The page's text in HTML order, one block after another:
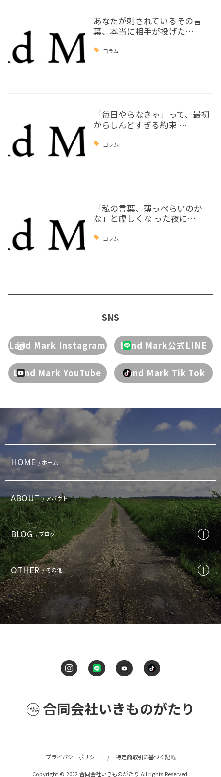
あなたが刺されているその言
葉、本当に相手が投げた…
コラム
「毎日やらなきゃ」って、最初
からしんどすぎる約束 …
コラム
「私の言葉、薄っぺらいのか
な」と虚しくな った夜に…
コラム
SNS
Land Mark Instagram Land Mark公式LINE
Land Mark YouTube Land Mark Tik Tok
HOME / ホーム
ABOUT / アバウト
BLOG / ブログ
OTHER / その他
合同会社いきものがたり
プライバシーポリシー / 特定商取引に基づく記載
Copyright © 2022 合同会社いきものがたり All rights Reserved.